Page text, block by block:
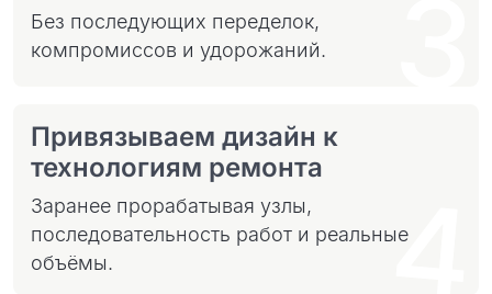
Без последующих переделок,
компромиссов и удорожаний.
4
Привязываем дизайн к
технологиям ремонта
Заранее прорабатывая узлы,
последовательность работ и реальные
объёмы.